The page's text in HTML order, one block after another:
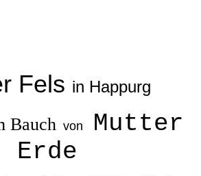
Fels in Happurg
Bauch von Mutter
Erde